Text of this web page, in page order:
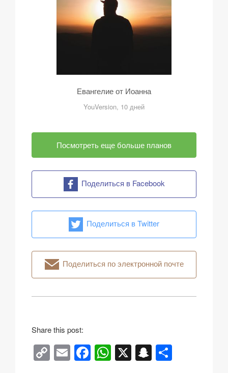
Евангелие от Иоанна
YouVersion, 10 дней
Посмотреть еще больше планов
Поделиться в Facebook
Поделиться в Twitter
Поделиться по электронной почте
Share this post:
C E F W X S